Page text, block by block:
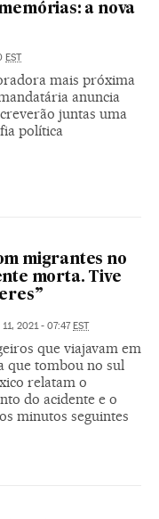
a nova
EST
mais próxima
anuncia
juntas uma
política
migrantes no
morta. Tive
11, 2021 - 07:47EST
que viajavam em
que tombou no sul
relatam o
do acidente e o
minutos seguintes